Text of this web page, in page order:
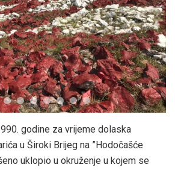
godine za vrijeme dolaska
u Široki Brijeg na ”Hodočašće
uklopio u okruženje u kojem se